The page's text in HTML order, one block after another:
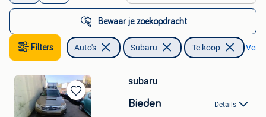
Bewaar je zoekopdracht
Filters Auto's Subaru Te koop
Bewaren
in
subaru
Bieden Details